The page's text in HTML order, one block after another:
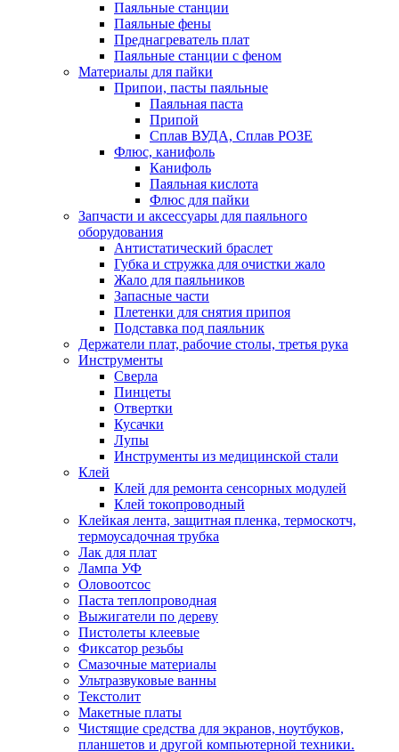
Паяльные станции
Паяльные фены
Преднагреватель плат
Паяльные станции с феном
Материалы для пайки
Припои, пасты паяльные
Паяльная паста
Припой
Сплав ВУДА, Сплав РОЗЕ
Флюс, канифоль
Канифоль
Паяльная кислота
Флюс для пайки
Запчасти и аксессуары для паяльного
оборудования
Антистатический браслет
Губка и стружка для очистки жало
Жало для паяльников
Запасные части
Плетенки для снятия припоя
Подставка под паяльник
Держатели плат, рабочие столы, третья рука
Инструменты
Сверла
Пинцеты
Отвертки
Кусачки
Лупы
Инструменты из медицинской стали
Клей
Клей для ремонта сенсорных модулей
Клей токопроводный
Клейкая лента, защитная пленка, термоскотч,
термоусадочная трубка
Лак для плат
Лампа УФ
Оловоотсос
Паста теплопроводная
Выжигатели по дереву
Пистолеты клеевые
Фиксатор резьбы
Смазочные материалы
Ультразвуковые ванны
Текстолит
Макетные платы
Чистящие средства для экранов, ноутбуков,
планшетов и другой компьютерной техники.